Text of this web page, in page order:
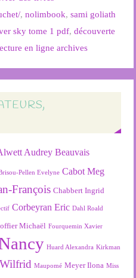
,nolimbook,sami goliath
sky tome 1 pdf,découverte
en ligne archives
Audrey Beauvais
Pellen Evelyne Cabot Meg
François Chabbert Ingrid
Corbeyran Eric Dahl Roald
Michaël Fourquemin Xavier
Huard Alexandra Kirkman
Maupomé Meyer Ilona Miss